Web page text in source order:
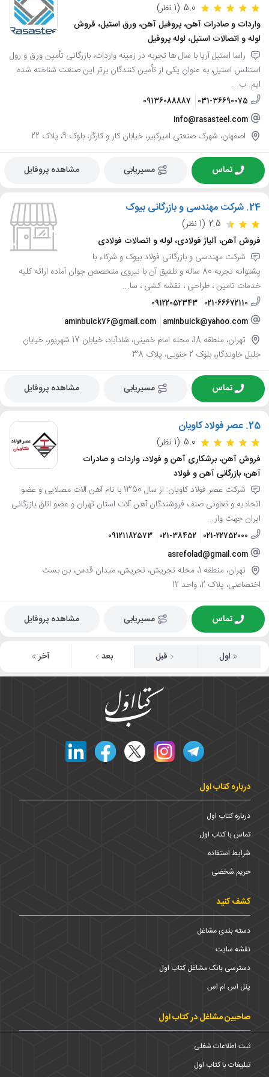
5.0 (1 نظر)
واردات و صادرات آهن، پروفیل آهن، ورق استیل، فروش
لوله و اتصالات استیل، لوله پروفیل
راسا استیل آریا با سال ها تجربه در زمینه واردات، بازرگانی تأمین ورق و رول
استنلس استیل، به عنوان یکی از تأمین کنندگان برتر این صنعت شناخته شده
ایم. ب...
031-36690075
09136088887
info@rasasteel.com
اصفهان، شهرک صنعتی امیرکبیر، خیابان کار و کارگر، بلوک 9، پلاک 22
تماس مسیریابی مشاهده پروفایل
24. شرکت مهندسی و بازرگانی بیوک
2.5 (1 نظر)
فروش آهن، آلیاژ فولادی، لوله و اتصالات فولادی
شرکت مهندسی و بازرگانی فولاد بیوک و شرکاء با
پشتوانه تجربه 80 ساله و تلفیق آن با نیروی متخصص جوان آماده ارائه کلیه
خدمات تامین ، طراحی ، نقشه کشی ، سا...
021-66672110
09122052343
aminbuick@yahoo.com
aminbuick76@gmail.com
تهران، منطقه 18، محله امام خمینی، شادآباد، خیابان 17 شهریور، خیابان
جلیل خاوندگار، بلوک 2 جنوبی، پلاک 38
تماس مسیریابی مشاهده پروفایل
25. عصر فولاد کاویان
5.0 (1 نظر)
فروش آهن، برشکاری آهن و فولاد، واردات و صادرات
آهن، بازرگانی آهن و فولاد
شرکت عصر فولاد کاویان: از سال 1350 با نام آهن آلات مصلایی و عضو
اتحادیه و تعاونی صنف فروشندگان آهن آلات استان تهران و عضو اتاق بازرگانی
ایران جهت وار...
021-22752000
021-38452
09121182573
asrefolad@gmail.com
تهران، منطقه 1، محله تجریش، تجریش، میدان قدس، بن بست
اختصاصی، پلاک 2، واحد 12
تماس مسیریابی مشاهده پروفایل
اول قبل بعد آخر
درباره کتاب اول
درباره کتاب اول
تماس با کتاب اول
شرایط استفاده
حریم شخضی
کشف کنید
دسته بندی مشاغل
نقشه سایت
دسترسی بانک مشاغل کتاب اول
پنل اس ام اس
صاحبین مشاغل در کتاب اول
ثبت اطلاعات شغلی
تبلیغات با کتاب اول